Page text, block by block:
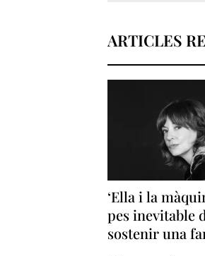
ARTICLES
‘Ella i la
pes inevitable
sostenir una